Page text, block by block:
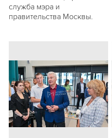
служба мэра и
правительства Москвы.